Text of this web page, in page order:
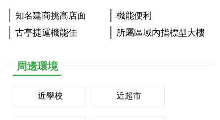
知名建商挑高店面
古亭捷運機能佳
機能便利
所屬區域內指標型大樓
周邊環境
近學校 近超市